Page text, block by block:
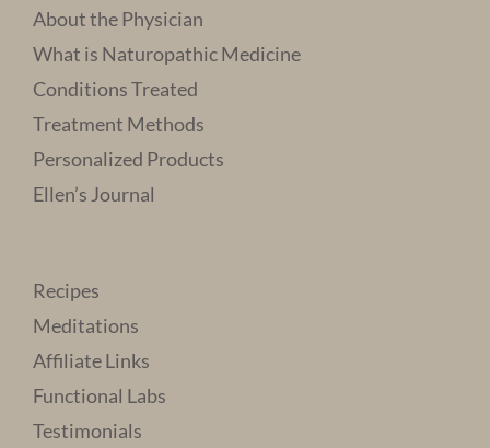
About the Physician
What is Naturopathic Medicine
Conditions Treated
Treatment Methods
Personalized Products
Ellen’s Journal
Recipes
Meditations
Affiliate Links
Functional Labs
Testimonials